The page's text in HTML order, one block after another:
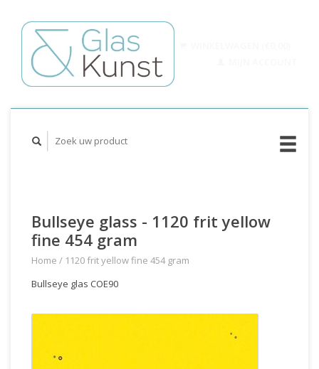
Bullseye glass - 1120 frit yellow
fine 454 gram
Home / 1120 frit yellow fine 454 gram
Bullseye glas COE90